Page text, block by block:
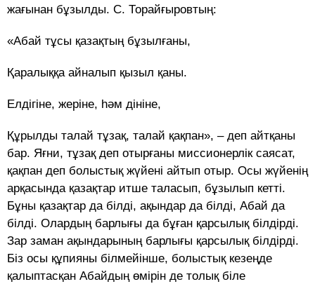
жағынан бұзылды. С. Торайғыровтың:
«Абай тұсы қазақтың бұзылғаны,
Қаралыққа айналып қызыл қаны.
Елдігіне, жеріне, һәм дініне,
Құрылды талай тұзақ, талай қақпан», – деп айтқаны
бар. Яғни, тұзақ деп отырғаны миссионерлік саясат,
қақпан деп болыстық жүйені айтып отыр. Осы жүйенің
арқасында қазақтар итше таласып, бұзылып кетті.
Бұны қазақтар да білді, ақындар да білді, Абай да
білді. Олардың барлығы да бұған қарсылық білдірді.
Зар заман ақындарының барлығы қарсылық білдірді.
Біз осы құпияны білмейінше, болыстық кезеңде
қалыптасқан Абайдың өмірін де толық біле